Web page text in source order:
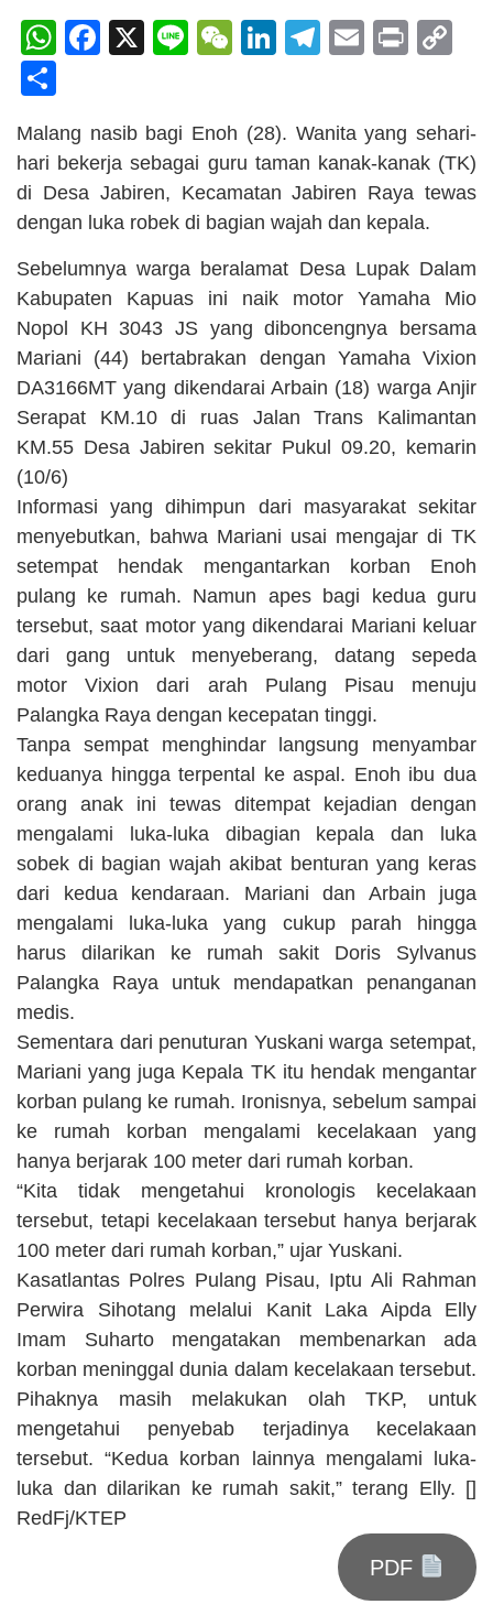
WhatsApp
Facebook
X LineWeChat
LinkedIn
Telegram
Email
Print
Malang nasib bagi Enoh (28). Wanita yang sehari-
hari bekerja sebagai guru taman kanak-kanak (TK)
di Desa Jabiren, Kecamatan Jabiren Raya tewas
dengan luka robek di bagian wajah dan kepala.
Sebelumnya warga beralamat Desa Lupak Dalam
Kabupaten Kapuas ini naik motor Yamaha Mio
Nopol KH 3043 JS yang diboncengnya bersama
Mariani (44) bertabrakan dengan Yamaha Vixion
DA3166MT yang dikendarai Arbain (18) warga Anjir
Serapat KM.10 di ruas Jalan Trans Kalimantan
KM.55 Desa Jabiren sekitar Pukul 09.20, kemarin
(10/6)
Informasi yang dihimpun dari masyarakat sekitar
menyebutkan, bahwa Mariani usai mengajar di TK
setempat hendak mengantarkan korban Enoh
pulang ke rumah. Namun apes bagi kedua guru
tersebut, saat motor yang dikendarai Mariani keluar
dari gang untuk menyeberang, datang sepeda
motor Vixion dari arah Pulang Pisau menuju
Palangka Raya dengan kecepatan tinggi.
Tanpa sempat menghindar langsung menyambar
keduanya hingga terpental ke aspal. Enoh ibu dua
orang anak ini tewas ditempat kejadian dengan
mengalami luka-luka dibagian kepala dan luka
sobek di bagian wajah akibat benturan yang keras
dari kedua kendaraan. Mariani dan Arbain juga
mengalami luka-luka yang cukup parah hingga
harus dilarikan ke rumah sakit Doris Sylvanus
Palangka Raya untuk mendapatkan penanganan
medis.
Sementara dari penuturan Yuskani warga setempat,
Mariani yang juga Kepala TK itu hendak mengantar
korban pulang ke rumah. Ironisnya, sebelum sampai
ke rumah korban mengalami kecelakaan yang
hanya berjarak 100 meter dari rumah korban.
“Kita tidak mengetahui kronologis kecelakaan
tersebut, tetapi kecelakaan tersebut hanya berjarak
100 meter dari rumah korban,” ujar Yuskani.
Kasatlantas Polres Pulang Pisau, Iptu Ali Rahman
Perwira Sihotang melalui Kanit Laka Aipda Elly
Imam Suharto mengatakan membenarkan ada
korban meninggal dunia dalam kecelakaan tersebut.
Pihaknya masih melakukan olah TKP, untuk
mengetahui penyebab terjadinya kecelakaan
tersebut. “Kedua korban lainnya mengalami luka-
luka dan dilarikan ke rumah sakit,” terang Elly. []
RedFj/KTEP
PDF